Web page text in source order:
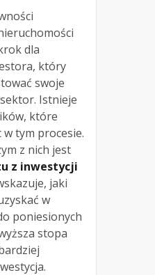
dla
który
swoje
Istnieje
które
tym procesie.
z nich jest
z inwestycji
jaki
w
poniesionych
stopa